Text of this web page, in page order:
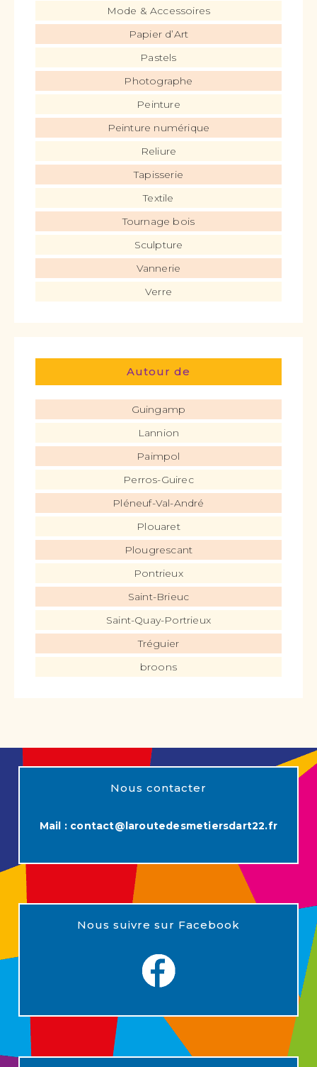
Mode & Accessoires
Papier d’Art
Pastels
Photographe
Peinture
Peinture numérique
Reliure
Tapisserie
Textile
Tournage bois
Sculpture
Vannerie
Verre
Autour de
Guingamp
Lannion
Paimpol
Perros-Guirec
Pléneuf-Val-André
Plouaret
Plougrescant
Pontrieux
Saint-Brieuc
Saint-Quay-Portrieux
Tréguier
broons
Nous contacter
Mail : contact@laroutedesmetiersdart22.fr
Nous suivre sur Facebook